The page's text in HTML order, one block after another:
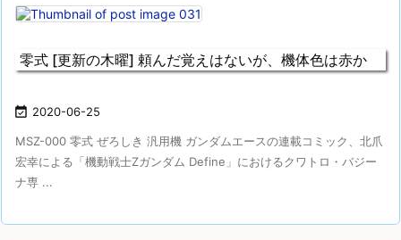
零式 [更新の木曜] 頼んだ覚えはないが、機体色は赤か
 2020-06-25
MSZ-000 零式 ぜろしき 汎用機 ガンダムエースの連載コミック、北爪
宏幸による「機動戦士Ζガンダム Define」におけるクワトロ・バジー
ナ専 ...